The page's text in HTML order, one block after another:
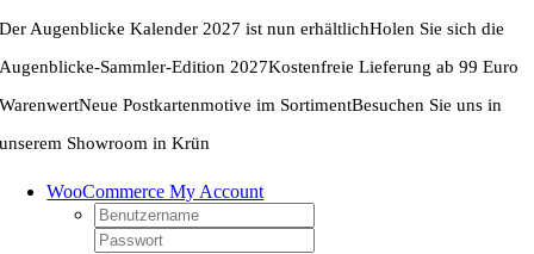
Zum
Inhalt
springen
Der Augenblicke Kalender 2027 ist nun erhältlichHolen Sie sich die
Augenblicke-Sammler-Edition 2027Kostenfreie Lieferung ab 99 Euro
WarenwertNeue Postkartenmotive im SortimentBesuchen Sie uns in
unserem Showroom in Krün
WooCommerce My Account
Username:
Password: